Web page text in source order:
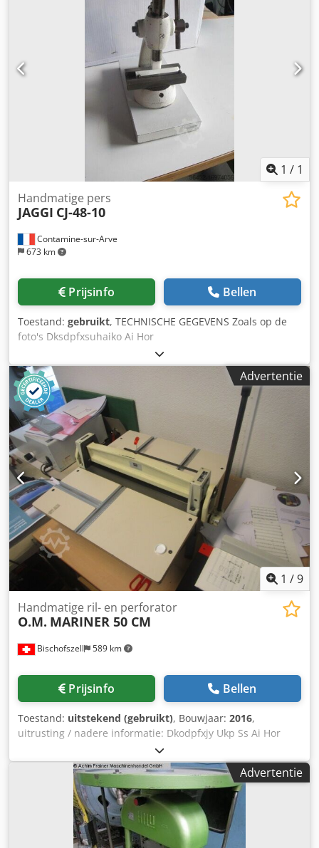
1 / 1
Contamine-sur-Arve
673 km
Handmatige pers
JAGGI CJ-48-10
Prijsinfo Bellen
Toestand: gebruikt, TECHNISCHE GEGEVENS Zoals op de
foto's Dksdpfxsuhaiko Ai Hor
Advertentie
1 /9
Bischofszell 589 km
Handmatige ril- en perforator
O.M. MARINER 50 CM
Prijsinfo Bellen
Toestand: uitstekend (gebruikt), Bouwjaar: 2016,
uitrusting / nadere informatie: Dkodpfxjy Ukp Ss Ai Hor
nieuw gereedschap voor perforeren
Advertentie